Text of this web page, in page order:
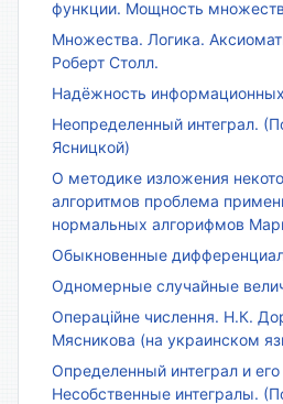
функции. Мощность
Множества. Логика.
Роберт Столл.
Надёжность
Неопределенный интеграл.
Ясницкой)
О методике изложения
алгоритмов проблема
нормальных алгорифмов
Обыкновенные
Одномерные случайные
Операційне числення. Н.К.
Мясникова (на украинском
Определенный интеграл и
Несобственные интегралы.